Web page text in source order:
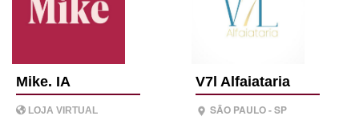
Mike. IA
LOJA VIRTUAL
V7l Alfaiataria
SÃO PAULO - SP